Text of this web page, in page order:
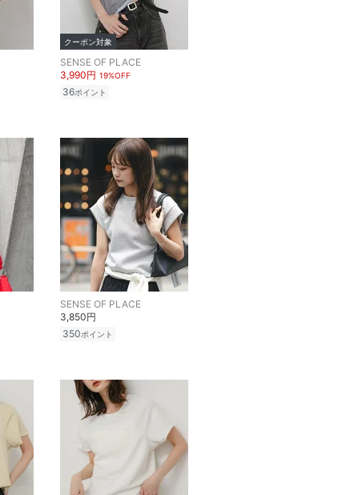
クーポン対象
SENSE OF PLACE
3,990円 19%OFF
36ポイント
SENSE OF PLACE
3,850円
350ポイント